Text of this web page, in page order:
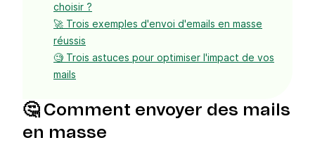
choisir ?
🚀 Trois exemples d'envoi d'emails en masse
réussis
🧐 Trois astuces pour optimiser l'impact de vos
mails
🤔 Comment envoyer des mails
en masse